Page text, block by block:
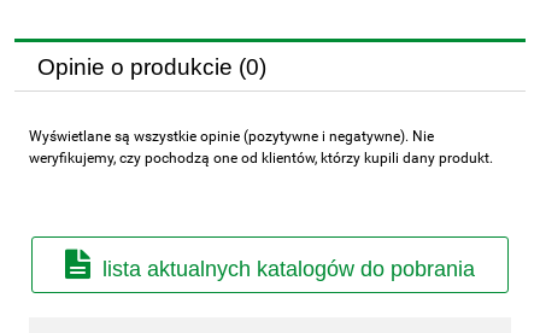
Opinie o produkcie (0)
Wyświetlane są wszystkie opinie (pozytywne i negatywne). Nie
weryfikujemy, czy pochodzą one od klientów, którzy kupili dany produkt.
lista aktualnych katalogów do pobrania